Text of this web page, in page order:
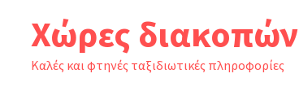
Χώρες διακοπών
Καλές και φτηνές ταξιδιωτικές πληροφορίες